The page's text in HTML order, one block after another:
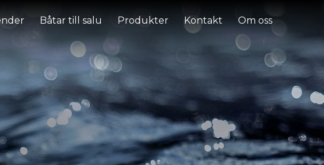
Båtar till salu Produkter Kontakt Om oss